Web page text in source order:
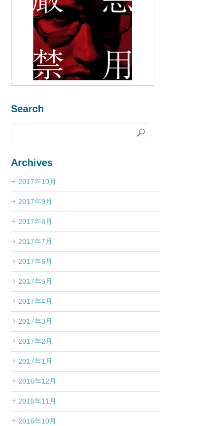
Search
Archives
2017年10月
2017年9月
2017年8月
2017年7月
2017年6月
2017年5月
2017年4月
2017年3月
2017年2月
2017年1月
2016年12月
2016年11月
2016年10月